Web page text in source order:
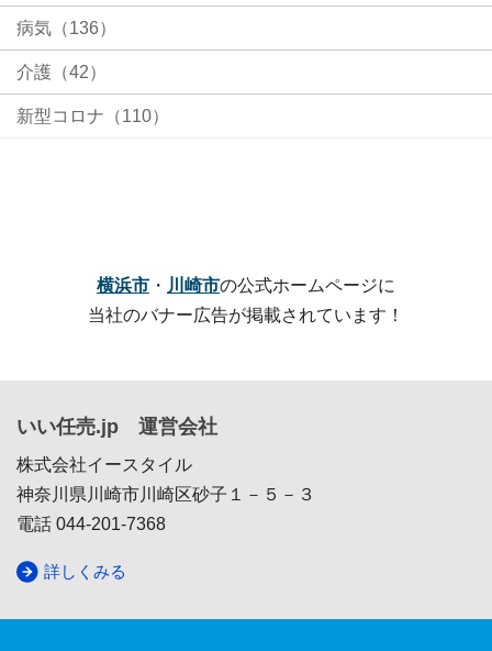
病気（136）
介護（42）
新型コロナ（110）
横浜市 ・ 川崎市の公式ホームページに
当社のバナー広告が掲載されています！
いい任売.jp 運営会社
株式会社イースタイル
神奈川県川崎市川崎区砂子１－５－３
電話 044-201-7368
詳しくみる